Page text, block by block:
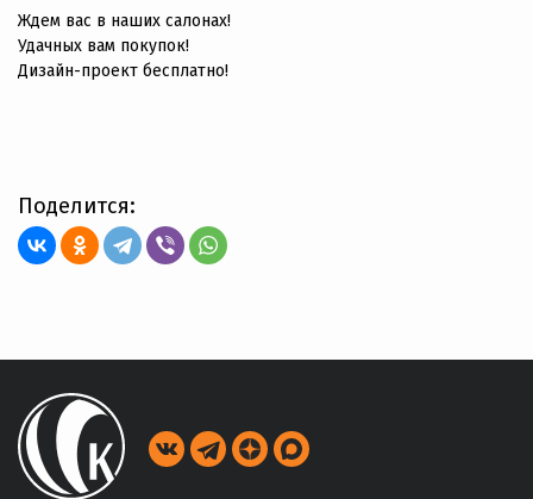
Ждем вас в наших салонах!
Удачных вам покупок!
Дизайн-проект бесплатно!
Поделится: